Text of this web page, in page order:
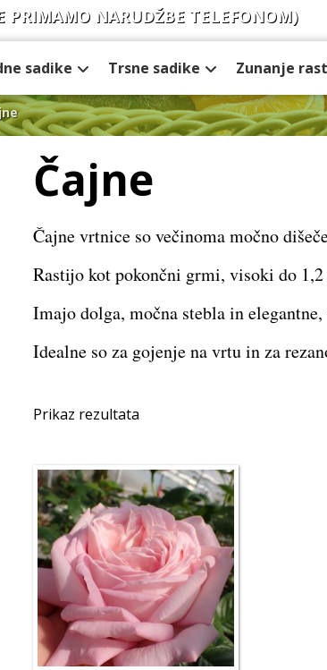
PRIMAMO NARUDŽBE TELEFONOM)
sadike Trsne sadike Zunanje
Čajne
Čajne vrtnice so večinoma močno
Rastijo kot pokončni grmi, visoki do
Imajo dolga, močna stebla in
Idealne so za gojenje na vrtu in za
Prikaz rezultata